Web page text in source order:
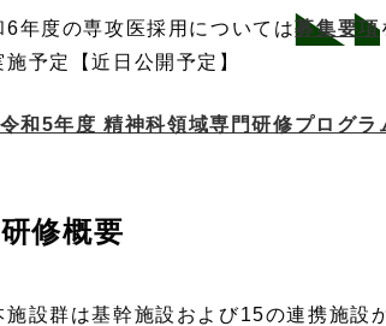
6年度の専攻医採用については募集要項
施予定【近日公開予定】
令和5年度 精神科領域専門研修プログラ
研修概要
設群は基幹施設および15の連携施設